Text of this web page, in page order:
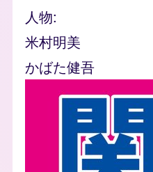
人物
米村明美
かばた健吾
flyer_images
Image